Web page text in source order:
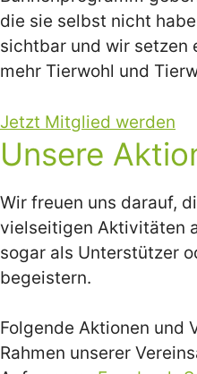
die sie selbst nicht
sichtbar und wir setzen
mehr Tierwohl und
Jetzt Mitglied werden
Unsere
Wir freuen uns darauf,
vielseitigen Aktivitäten
sogar als Unterstützer
begeistern.
Folgende Aktionen und
Rahmen unserer